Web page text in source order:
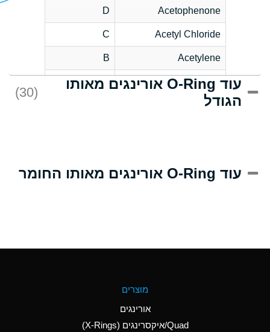
Acetophenone
D
Acetyl Chloride
C
Acetylene
B
Acrlylonitrile
D
Adipic Acid
(Aqueous)
Aluminum Nitrate
(Aqueous)
עוד O-Ring אורינגים מאותו
הגודל
(30)
עוד O-Ring אורינגים מאותו החומר
מוצרים
אורינגים
Quad/איקסרינגים (X-Rings)